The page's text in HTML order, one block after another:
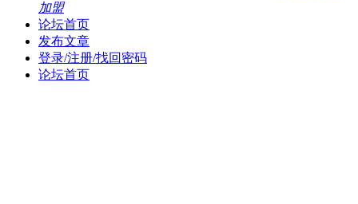
加盟
论坛首页
发布文章
登录/注册/找回密码
论坛首页